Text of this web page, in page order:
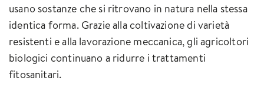
usano sostanze che si ritrovano in natura nella stessa
identica forma. Grazie alla coltivazione di varietà
resistenti e alla lavorazione meccanica, gli agricoltori
biologici continuano a ridurre i trattamenti
fitosanitari.